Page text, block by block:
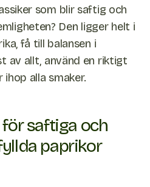
som blir saftig och
Den ligger helt i
få till balansen i
av allt, använd en riktigt
alla smaker.
saftiga och
paprikor